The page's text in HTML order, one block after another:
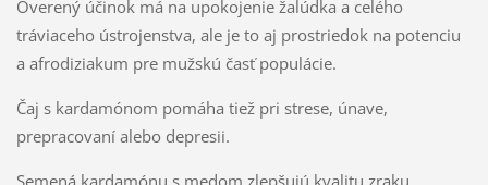
Overený účinok má na upokojenie žalúdka a celého
tráviaceho ústrojenstva, ale je to aj prostriedok na potenciu
a afrodiziakum pre mužskú časť populácie.
Čaj s kardamónom pomáha tiež pri strese, únave,
prepracovaní alebo depresii.